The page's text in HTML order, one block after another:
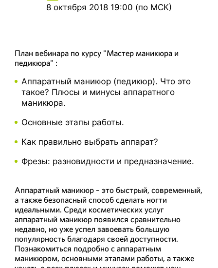
8 октября 2018 19:00 (по МСК)
План вебинара по курсу "Мастер маникюра и
педикюра" :
Аппаратный маникюр (педикюр). Что это
такое? Плюсы и минусы аппаратного
маникюра.
Основные этапы работы.
Как правильно выбрать аппарат?
Фрезы: разновидности и предназначение.
Аппаратный маникюр – это быстрый, современный,
а также безопасный способ сделать ногти
идеальными. Среди косметических услуг
аппаратный маникюр появился сравнительно
недавно, но уже успел завоевать большую
популярность благодаря своей доступности.
Познакомиться подробно с аппаратным
маникюром, основными этапами работы, а также